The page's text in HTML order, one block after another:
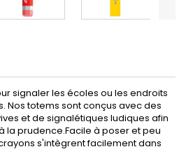
signaler les écoles ou les endroits
Nos totems sont conçus avec des
et de signalétiques ludiques afin
la prudence.Facile à poser et peu
s'intègrent facilement dans